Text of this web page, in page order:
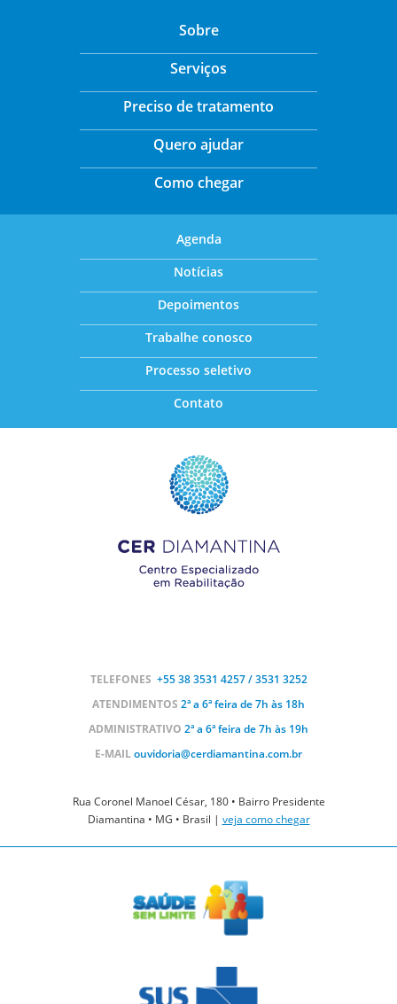
Sobre
Serviços
Preciso de tratamento
Quero ajudar
Como chegar
Agenda
Notícias
Depoimentos
Trabalhe conosco
Processo seletivo
Contato
TELEFONES +55 383531 4257 / 3531 3252
ATENDIMENTOS 2ª a 6ª feira de 7h às 18h
ADMINISTRATIVO 2ª a 6ª feira de 7h às 19h
E-MAILouvidoria@cerdiamantina.com.br
Rua Coronel Manoel César, 180 • Bairro Presidente
Diamantina • MG • Brasil | veja como chegar